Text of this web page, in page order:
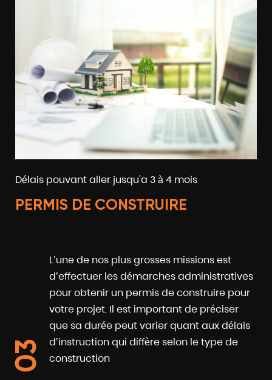
L’une de nos plus grosses missions est
d’effectuer les démarches administratives
pour obtenir un permis de construire pour
votre projet. Il est important de préciser
que sa durée peut varier quant aux délais
d’instruction qui diffère selon le type de
construction
03
Délais pouvant aller jusqu'a 3 à 4 mois
PERMIS DE CONSTRUIRE